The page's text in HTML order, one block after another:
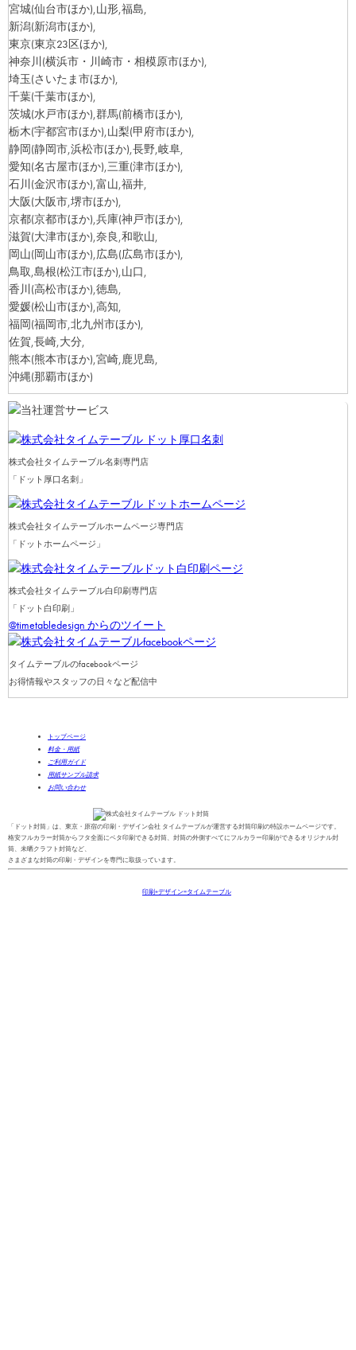
宮城(仙台市ほか),山形,福島,
新潟(新潟市ほか),
東京(東京23区ほか),
神奈川(横浜市・川崎市・相模原市ほか),
埼玉(さいたま市ほか),
千葉(千葉市ほか),
茨城(水戸市ほか),群馬(前橋市ほか),
栃木(宇都宮市ほか),山梨(甲府市ほか),
静岡(静岡市,浜松市ほか),長野,岐阜,
愛知(名古屋市ほか),三重(津市ほか),
石川(金沢市ほか),富山,福井,
大阪(大阪市,堺市ほか),
京都(京都市ほか),兵庫(神戸市ほか),
滋賀(大津市ほか),奈良,和歌山,
岡山(岡山市ほか),広島(広島市ほか),
鳥取,島根(松江市ほか),山口,
香川(高松市ほか),徳島,
愛媛(松山市ほか),高知,
福岡(福岡市,北九州市ほか),
佐賀,長崎,大分,
熊本(熊本市ほか),宮崎,鹿児島,
沖縄(那覇市ほか)
株式会社タイムテーブル名刺専門店
「ドット厚口名刺」
株式会社タイムテーブルホームページ専門店
「ドットホームページ」
株式会社タイムテーブル白印刷専門店
「ドット白印刷」
@timetabledesign からのツイート
タイムテーブルのfacebookページ
お得情報やスタッフの日々など配信中
「ドット封筒」は、東京・原宿の印刷・デザイン会社 タイムテーブルが運営する封筒印刷の特設ホームページです。
格安フルカラー封筒からフタ全面にベタ印刷できる封筒、封筒の外側すべてにフルカラー印刷ができるオリジナル封
筒、未晒クラフト封筒など、
さまざまな封筒の印刷・デザインを専門に取扱っています。
トップページ
料金・用紙
ご利用ガイド
用紙サンプル請求
お問い合わせ
印刷+デザイン=タイムテーブル